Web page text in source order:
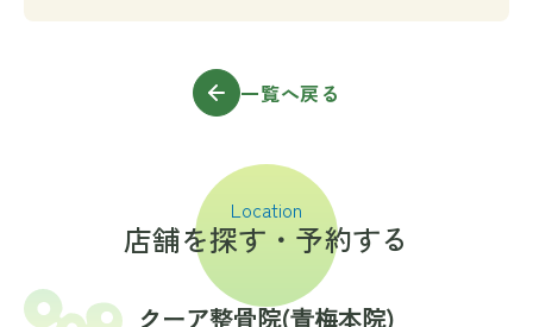
一覧へ戻る
Location
店舗を探す・予約する
クーア整骨院(⻘梅本院)